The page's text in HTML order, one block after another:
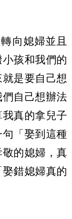
向媳婦並且
孩和我們的
是要自己想
自己想辦法
真的拿兒子
「娶到這種
的媳婦，真
錯媳婦真的